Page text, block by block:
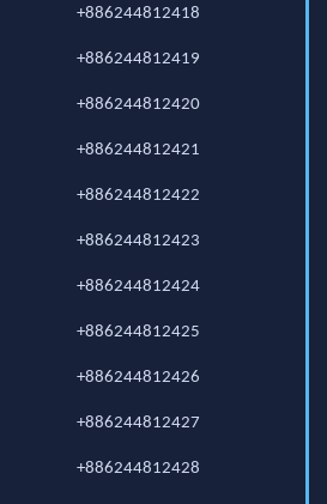
+886244812418
+886244812419
+886244812420
+886244812421
+886244812422
+886244812423
+886244812424
+886244812425
+886244812426
+886244812427
+886244812428